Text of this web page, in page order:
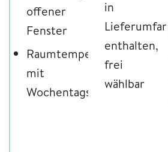
offener
Fenster
Raumtemperaturkontrolle
mit
Wochentagsregelung
in
Lieferumfang
enthalten,
frei
wählbar